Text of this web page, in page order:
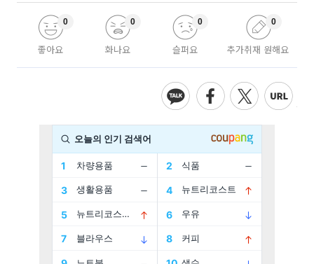
좋아요
0
화나요
0
슬퍼요
0
추가취재 원해요
0